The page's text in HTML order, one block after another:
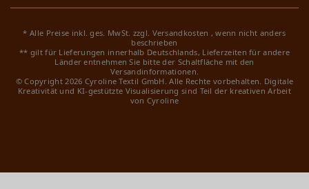
* Alle Preise inkl. ges. MwSt. zzgl. Versandkosten , wenn nicht anders
beschrieben
** gilt für Lieferungen innerhalb Deutschlands, Lieferzeiten für andere
Länder entnehmen Sie bitte der Schaltfläche mit den
Versandinformationen.
© Copyright 2026 Cyroline Textil GmbH. Alle Rechte vorbehalten. Digitale
Kreativität und KI-gestützte Visualisierung sind Teil der kreativen Arbeit
von Cyroline